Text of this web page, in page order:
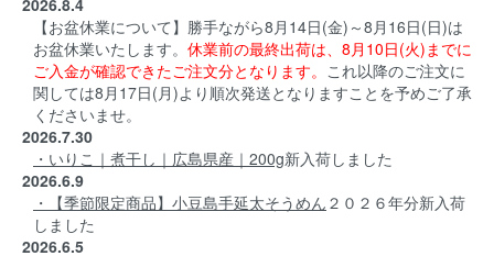
【お盆休業について】勝手ながら8月14日(金)～8月16日(日)は
お盆休業いたします。 休業前の最終出荷は、8月10日(火)までに
ご入金が確認できたご注文分となります。 これ以降のご注文に
関しては8月17日(月)より順次発送となりますことを予めご了承
くださいませ。
2026.7.30
・いりこ｜煮干し｜広島県産｜200g新入荷しました
2026.6.9
・【季節限定商品】小豆島手延太そうめん ２０２６年分新入荷
しました
2026.6.5